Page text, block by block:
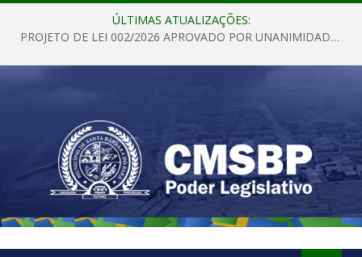
ÚLTIMAS ATUALIZAÇÕES:
PROJETO DE LEI 002/2026 APROVADO POR UNANIMIDADE EM SESSÃO ORDINÁRIA NESTA QUINTA – FEIRA 28 DE MAIO DE 2026